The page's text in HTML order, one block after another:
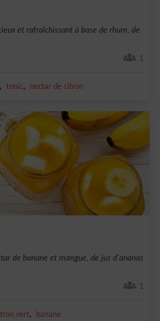
et rafraîchissant à base de rhum, de
1
, tonic, nectar de citron
de banane et mangue, de jus d'ananas
1
vert, banane